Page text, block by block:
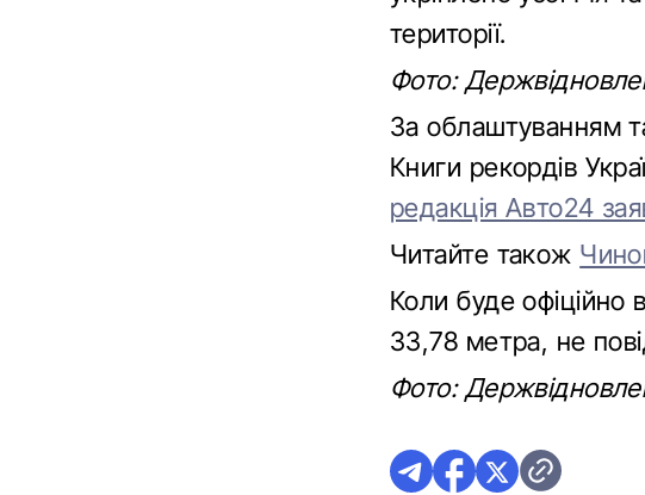
території.
Фото:
За облаштуванням
Книги рекордів
редакція Авто24
Читайте також
Коли буде офіційно
33,78 метра, не
Фото: